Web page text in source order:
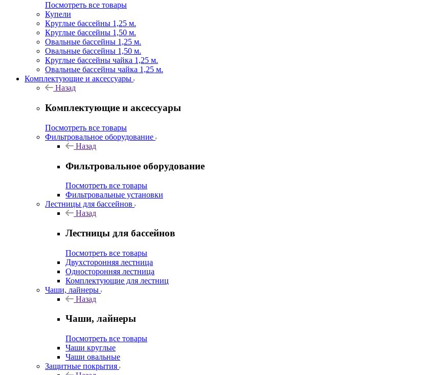
Посмотреть все товары
Купели
Круглые бассейны 1,25 м.
Круглые бассейны 1,50 м.
Овальные бассейны 1,25 м.
Овальные бассейны 1,50 м.
Круглые бассейны чайка 1,25 м.
Овальные бассейны чайка 1,25 м.
Комплектующие и аксессуары
Назад
Комплектующие и аксессуары
Посмотреть все товары
Фильтровальное оборудование
Назад
Фильтровальное оборудование
Посмотреть все товары
Фильтровальные установки
Лестницы для бассейнов
Назад
Лестницы для бассейнов
Посмотреть все товары
Двухсторонняя лестница
Односторонняя лестница
Комплектующие для лестниц
Чаши, лайнеры
Назад
Чаши, лайнеры
Посмотреть все товары
Чаши круглые
Чаши овальные
Защитные покрытия